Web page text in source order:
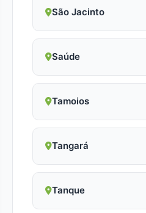
São Jacinto
Saúde
Tamoios
Tangará
Tanque